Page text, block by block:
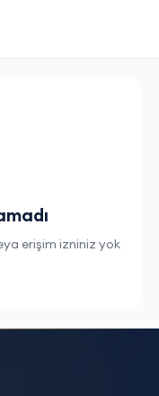
erişim izniniz yok